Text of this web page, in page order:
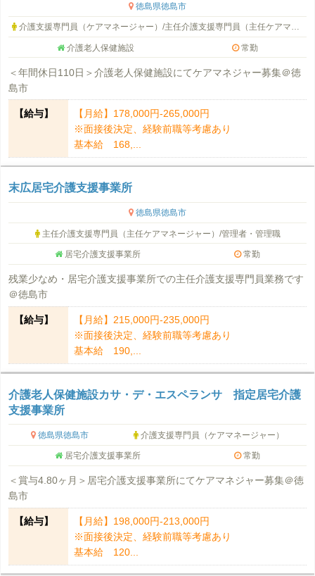
徳島県徳島市
介護支援専門員（ケアマネージャー）/主任介護支援専門員（主任ケアマネージャー）
介護老人保健施設 常勤
＜年間休日110日＞介護老人保健施設にてケアマネジャー募集＠徳
島市
【給与】
【月給】178,000円-265,000円
※面接後決定、経験前職等考慮あり
基本給 168,...
末広居宅介護支援事業所
徳島県徳島市
主任介護支援専門員（主任ケアマネージャー）/管理者・管理職
居宅介護支援事業所 常勤
残業少なめ・居宅介護支援事業所での主任介護支援専門員業務です
＠徳島市
【給与】
【月給】215,000円-235,000円
※面接後決定、経験前職等考慮あり
基本給 190,...
介護老人保健施設カサ・デ・エスペランサ 指定居宅介護
支援事業所
徳島県徳島市 介護支援専門員（ケアマネージャー）
居宅介護支援事業所 常勤
＜賞与4.80ヶ月＞居宅介護支援事業所にてケアマネジャー募集＠徳
島市
【給与】
【月給】198,000円-213,000円
※面接後決定、経験前職等考慮あり
基本給 120...